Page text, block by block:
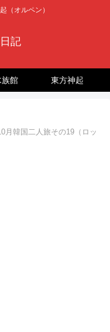
（オルペン）
記
族館 東方神起
月韓国二人旅その19（ロッ